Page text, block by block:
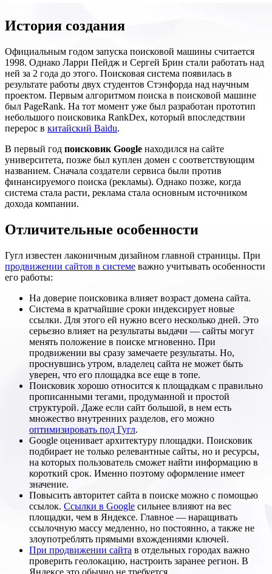
История создания
Официальным годом запуска поисковой машины считается
1998. Однако Ларри Пейдж и Сергей Брин стали работать над
ней за 2 года до этого. Поисковая система появилась в
результате работы двух студентов Стэнфорда над научным
проектом. Первым алгоритмом поиска в поисковой машине
был PageRank. На тот момент уже был разработан прототип
небольшого поисковика RankDex, который впоследствии
перерос в китайский Baidu.
В первый год поисковик Google находился на сайте
университета, позже был куплен домен с соответствующим
названием. Сначала создатели сервиса были против
финансируемого поиска (рекламы). Однако позже, когда
система стала расти, реклама стала основным источником
дохода компании.
Отличительные особенности
Гугл известен лаконичным дизайном главной страницы. При
продвижении сайтов в системе важно учитывать особенности
его работы:
На доверие поисковика влияет возраст домена сайта.
Система в кратчайшие сроки индексирует новые
ссылки. Для этого ей нужно всего несколько дней. Это
серьезно влияет на результаты выдачи — сайты могут
менять положение в поиске мгновенно. При
продвижении вы сразу замечаете результаты. Но,
проснувшись утром, владелец сайта не может быть
уверен, что его площадка все еще в топе.
Поисковик хорошо относится к площадкам с правильно
прописанными тегами, продуманной и простой
структурой. Даже если сайт большой, в нем есть
множество внутренних разделов, его можно
оптимизировать под Гугл.
Google оценивает архитектуру площадки. Поисковик
подбирает не только релевантные сайты, но и ресурсы,
на которых пользователь сможет найти информацию в
короткий срок. Именно поэтому оформление имеет
значение.
Повысить авторитет сайта в поиске можно с помощью
ссылок. Ссылки в Google сильнее влияют на вес
площадки, чем в Яндексе. Главное — наращивать
ссылочную массу медленно, но постоянно, а также не
злоупотреблять прямыми вхождениями ключей.
При продвижении сайта в отдельных городах важно
проверить геолокацию, настроить заранее регион. В
Яндексе это обычно не требуется.